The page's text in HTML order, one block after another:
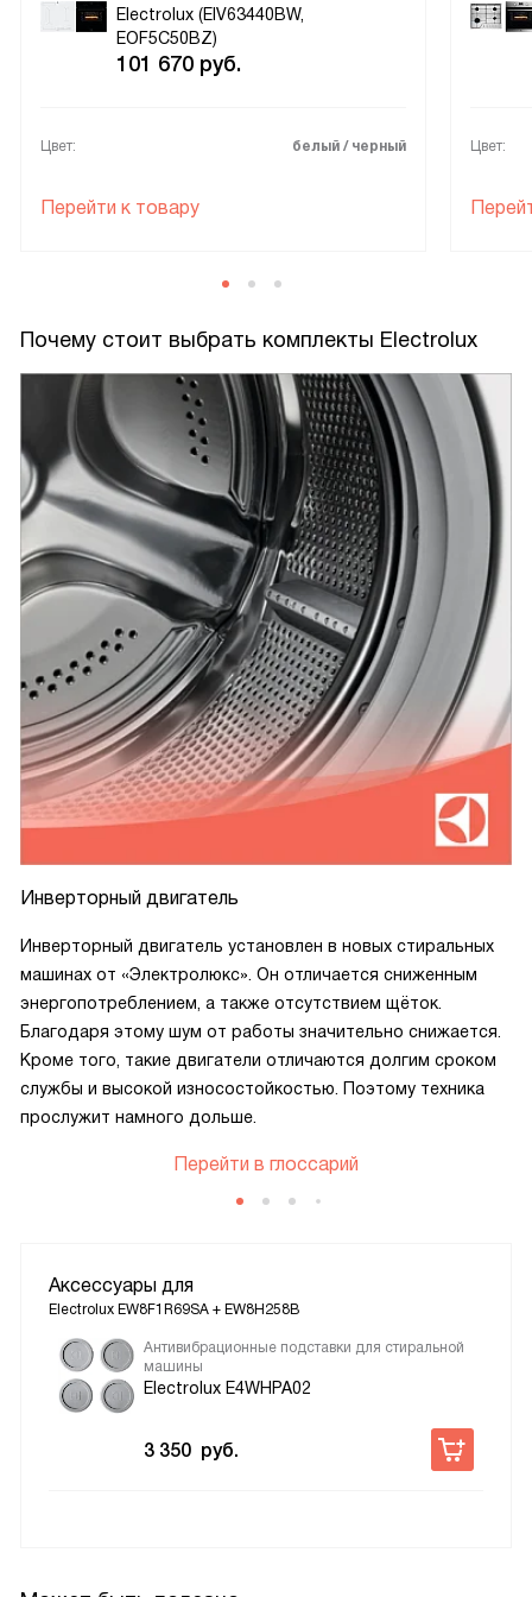
Electrolux (EIV63440BW,
EOF5C50BZ)
101 670 руб.
Цвет: белый / черный
Перейти к товару
Цвет:
Почему стоит выбрать комплекты Electrolux
Инверторный двигатель
Инверторный двигатель установлен в новых стиральных
машинах от «Электролюкс». Он отличается сниженным
энергопотреблением, а также отсутствием щёток.
Благодаря этому шум от работы значительно снижается.
Кроме того, такие двигатели отличаются долгим сроком
службы и высокой износостойкостью. Поэтому техника
прослужит намного дольше.
Перейти в глоссарий
Аксессуары для
Electrolux EW8F1R69SA + EW8H258B
Антивибрационные подставки для стиральной
машины
Electrolux E4WHPA02
3 350 руб.